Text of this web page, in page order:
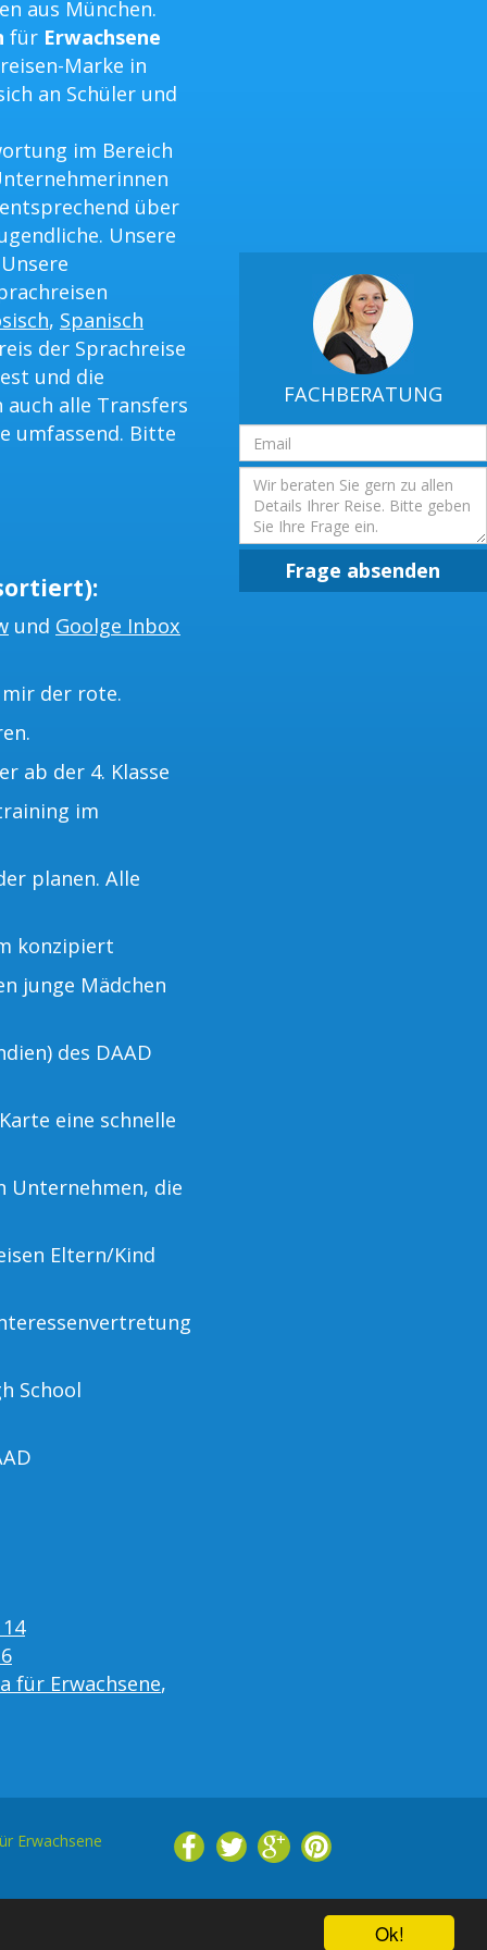
Ok!
aus München.
für Erwachsene
Marke in
an Schüler und
im Bereich
über
Unsere
, Spanisch
der Sprachreise
und die
alle Transfers
umfassend. Bitte
und Goolge Inbox
der rote.
ab der 4. Klasse
im
planen. Alle
konzipiert
junge Mädchen
des DAAD
eine schnelle
Unternehmen, die
Eltern/Kind
School
für Erwachsene,
FACHBERATUNG
Email
Adresse
Frage
Frage absenden
Erwachsene